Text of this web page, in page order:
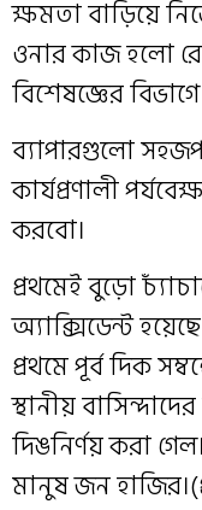
ক্ষমতা বাড়িয়ে
ওনার কাজ হলো
বিশেষজ্ঞের
ব‍্যাপারগুলো
কার্যপ্রণালী
করবো।
প্রথমেই বুড়ো
অ্যাক্সিডেন্ট
প্রথমে পূর্ব দিক
স্থানীয়
দিঙনির্ণয় করা
মানুষ জন